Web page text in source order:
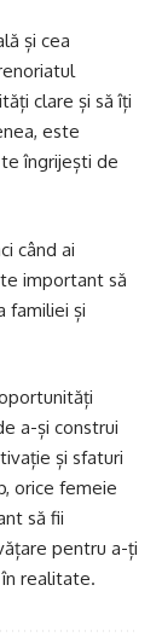
și cea
clare și să îți
este
îngrijești de
când ai
important să
familiei și
a-și construi
și sfaturi
orice femeie
să fii
pentru a-ți
realitate.